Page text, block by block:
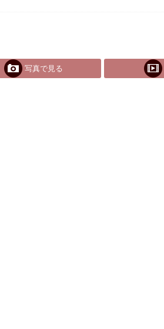
写真で見る